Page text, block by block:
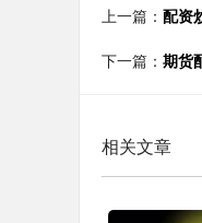
上一篇： 配资
下一篇： 期货
相关文章